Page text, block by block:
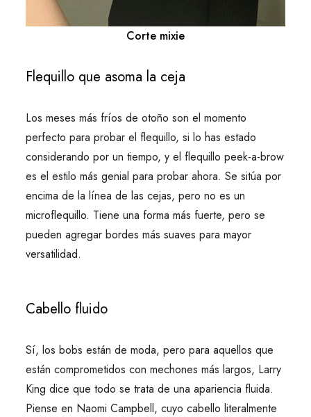
Corte mixie
Flequillo que asoma la ceja
Los meses más fríos de otoño son el momento
perfecto para probar el flequillo, si lo has estado
considerando por un tiempo, y el flequillo peek-a-brow
es el estilo más genial para probar ahora. Se sitúa por
encima de la línea de las cejas, pero no es un
microflequillo. Tiene una forma más fuerte, pero se
pueden agregar bordes más suaves para mayor
versatilidad.
Cabello fluido
Sí, los bobs están de moda, pero para aquellos que
están comprometidos con mechones más largos, Larry
King dice que todo se trata de una apariencia fluida.
Piense en Naomi Campbell, cuyo cabello literalmente